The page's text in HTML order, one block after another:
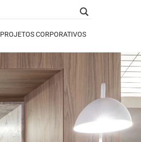
PROJETOS CORPORATIVOS